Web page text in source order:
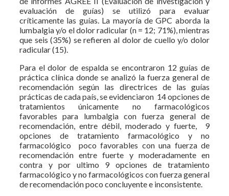
evaluación de guías) se utilizó para evaluar
críticamente las guías. La mayoría de GPC aborda la
lumbalgia y/o el dolor radicular (n = 12; 71%), mientras
que seis (35%) se refieren al dolor de cuello y/o dolor
radicular (15).
Para el dolor de espalda se encontraron 12 guías de
práctica clínica donde se analizó la fuerza general de
recomendación según las directrices de las guías
prácticas de cada país, se evidenciaron 14 opciones de
tratamientos únicamente no farmacológicos
favorables para lumbalgia con fuerza general de
recomendación, entre débil, moderado y fuerte, 9
opciones de tratamiento farmacológico y no
farmacológico poco favorables con una fuerza de
recomendación entre fuerte y moderadamente en
contra y por ultimo 9 opciones de tratamiento
farmacológico y no farmacológicos con fuerza general
de recomendación poco concluyente e inconsistente.